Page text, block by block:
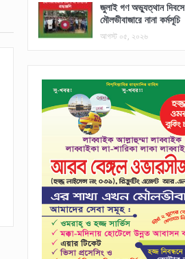
জুলাই গণ অভ্যুত্থান দিবসে
মৌলভীবাজারে নানা কর্মসূচি
আগস্ট ০৫, ২০২৬